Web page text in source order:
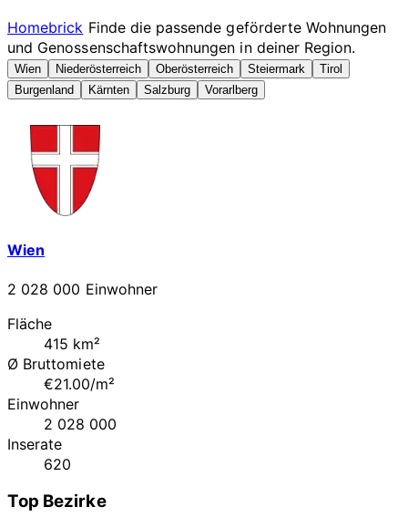
Homebrick Finde die passende geförderte Wohnungen
und Genossenschaftswohnungen in deiner Region.
Wien Niederösterreich Oberösterreich Steiermark
Tirol
Burgenland
Kärnten Salzburg Vorarlberg
Wien
2 028 000 Einwohner
Fläche
415 km²
Ø Bruttomiete
€21.00/m²
Einwohner
2 028 000
Inserate
620
Top Bezirke